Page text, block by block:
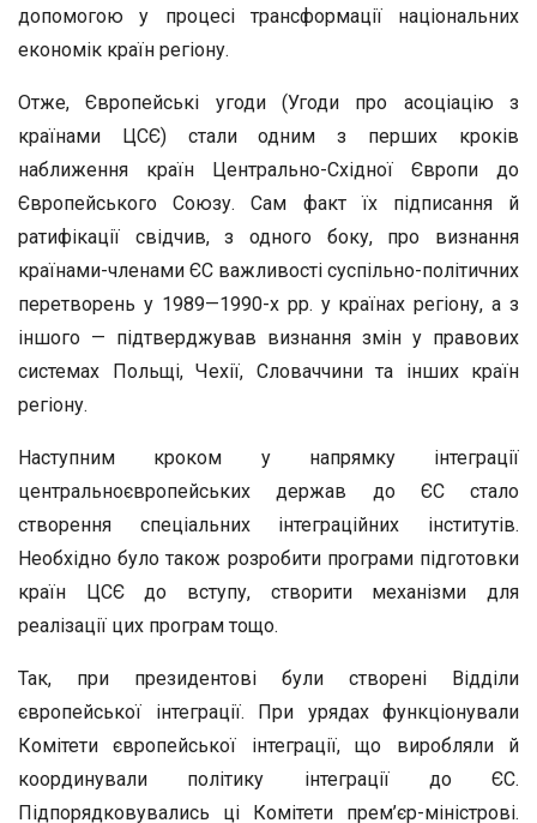
допомогою у процесі трансформації національних
економік країн регіону.
Отже, Європейські угоди (Угоди про асоціацію з
країнами ЦСЄ) стали одним з перших кроків
наближення країн Центрально-Східної Європи до
Європейського Союзу. Сам факт їх підписання й
ратифікації свідчив, з одного боку, про визнання
країнами-членами ЄС важливості суспільно-політичних
перетворень у 1989—1990-х рр. у країнах регіону, а з
іншого — підтверджував визнання змін у правових
системах Польщі, Чехії, Словаччини та інших країн
регіону.
Наступним кроком у напрямку інтеграції
центральноєвропейських держав до ЄС стало
створення спеціальних інтеграційних інститутів.
Необхідно було також розробити програми підготовки
країн ЦСЄ до вступу, створити механізми для
реалізації цих програм тощо.
Так, при президентові були створені Відділи
європейської інтеграції. При урядах функціонували
Комітети європейської інтеграції, що виробляли й
координували політику інтеграції до ЄС.
Підпорядковувались ці Комітети прем’єр-міністрові.